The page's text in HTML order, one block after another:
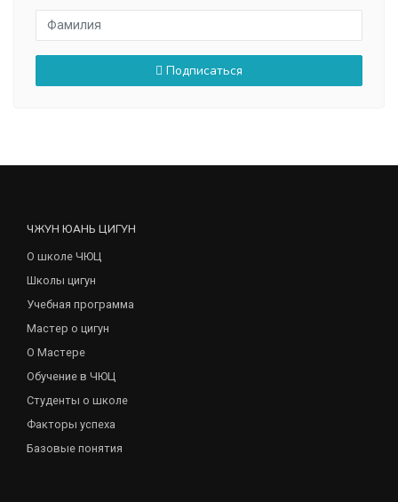
Подписаться
ЧЖУН ЮАНЬ ЦИГУН
О школе ЧЮЦ
Школы цигун
Учебная программа
Мастер о цигун
О Мастере
Обучение в ЧЮЦ
Студенты о школе
Факторы успеха
Базовые понятия